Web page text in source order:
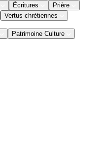
Écritures
Prière
Vertus chrétiennes
Patrimoine Culture